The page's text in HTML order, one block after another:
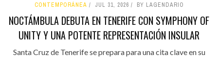
CONTEMPORÁNEA JUL 31, 2026 BY LAGENDARIO
NOCTÁMBULA DEBUTA EN TENERIFE CON SYMPHONY OF
UNITY Y UNA POTENTE REPRESENTACIÓN INSULAR
Santa Cruz de Tenerife se prepara para una cita clave en su